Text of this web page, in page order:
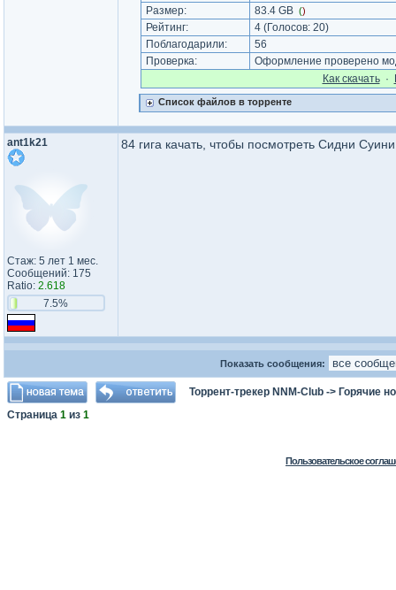
Размер:
83.4 GB ()
Рейтинг: 4(Голосов: 20)
Поблагодарили:
56
Проверка:
Оформление проверено
Как cкачать·
Список файлов в торренте
ant1k21
Стаж: 5 лет 1 мес.
Сообщений: 175
Ratio: 2.618
7.5%
84 гига качать, чтобы посмотреть Сидни
Показать сообщения:
Торрент-трекер NNM-Club -> Горячие
Страница 1 из 1
Пользовательское